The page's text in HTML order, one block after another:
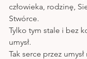
człowieka, rodzinę,
Stwórce.
Tylko tym stale i bez
umysł.
Tak serce przez